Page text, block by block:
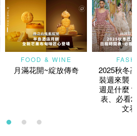
FOOD & WINE
月滿花開~綻放傳奇
2025秋冬
裝週來襲
週是什麼
表、必看
文